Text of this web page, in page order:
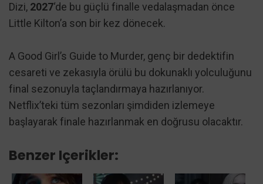
Dizi, 2027‘de bu güçlü finalle vedalaşmadan önce
Little Kilton’a son bir kez dönecek.
A Good Girl’s Guide to Murder, genç bir dedektifin
cesareti ve zekasıyla örülü bu dokunaklı yolculuğunu
final sezonuyla taçlandırmaya hazırlanıyor.
Netflix’teki tüm sezonları şimdiden izlemeye
başlayarak finale hazırlanmak en doğrusu olacaktır.
Benzer Içerikler: